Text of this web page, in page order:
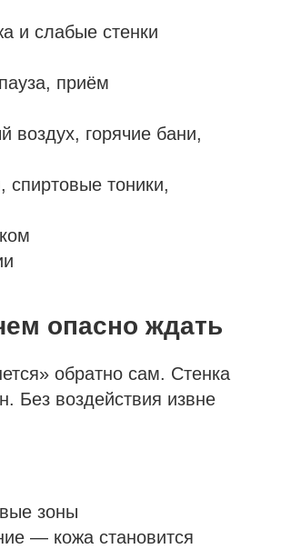
и слабые стенки
приём
воздух, горячие бани,
тоники,
опасно ждать
обратно сам. Стенка
Без воздействия извне
зоны
— кожа становится